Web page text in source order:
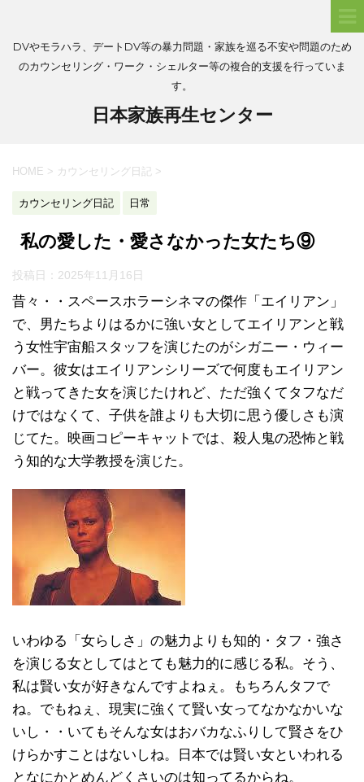
DVやモラハラ、デートDV等の暴力問題・家族を巡る不安や問題のため
のカウンセリング・ワーク・シェルター等の複合的支援を行っていま
す。
日本家族再生センター
HOME > カウンセリング日記 >
カウンセリング日記 日常
私の愛した・愛さなかった女たち⑨
投稿日： 2025年11月16日
昔々・・スペースホラーシネマの傑作「エイリアン」
で、男たちよりはるかに強い女としてエイリアンと戦
う女性宇宙船スタッフを演じたのがシガニー・ウィー
バー。彼女はエイリアンシリーズで何度もエイリアン
と戦ってきた女を演じたけれど、ただ強くてタフなだ
けではなくて、子供を誰よりも大切に思う優しさも演
じてた。映画コピーキャットでは、殺人鬼の恐怖と戦
う知的な大学教授を演じた。
いわゆる「女らしさ」の魅力よりも知的・タフ・強さ
を演じる女としてはとても魅力的に感じる私。そう、
私は賢い女が好きなんですよねぇ。もちろんタフで
ね。でもねぇ、現実に強くて賢い女ってなかなかいな
いし・・いてもそんな女はおバカなふりして賢さをひ
けらかすことはないしね。日本では賢い女といわれる
となにかとめんどくさいのは知ってるからね。